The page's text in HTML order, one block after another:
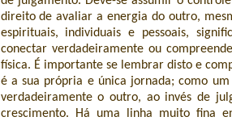
direito de avaliar a energia do outro,
espirituais, individuais e pessoais,
conectar verdadeiramente ou
física. É importante se lembrar disto e
é a sua própria e única jornada; como
verdadeiramente o outro, ao invés de
crescimento. Há uma linha muito fina